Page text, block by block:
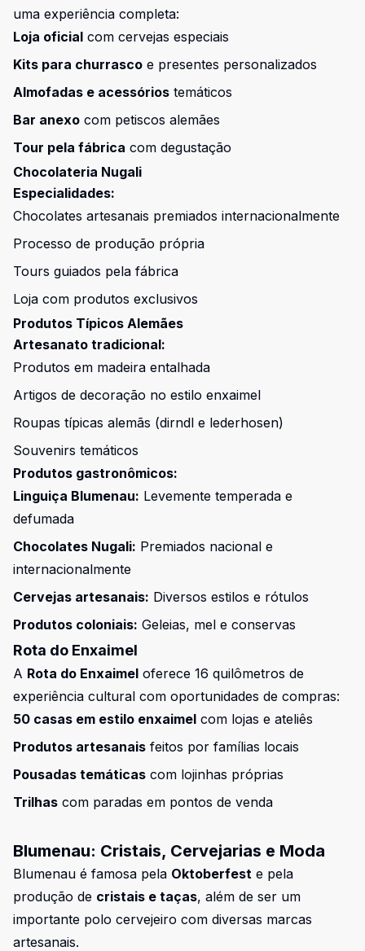
uma experiência completa:
Loja oficial com cervejas especiais
Kits para churrasco e presentes personalizados
Almofadas e acessórios temáticos
Bar anexo com petiscos alemães
Tour pela fábrica com degustação
Chocolateria Nugali
Especialidades:
Chocolates artesanais premiados internacionalmente
Processo de produção própria
Tours guiados pela fábrica
Loja com produtos exclusivos
Produtos Típicos Alemães
Artesanato tradicional:
Produtos em madeira entalhada
Artigos de decoração no estilo enxaimel
Roupas típicas alemãs (dirndl e lederhosen)
Souvenirs temáticos
Produtos gastronômicos:
Linguiça Blumenau: Levemente temperada e
defumada
Chocolates Nugali: Premiados nacional e
internacionalmente
Cervejas artesanais: Diversos estilos e rótulos
Produtos coloniais: Geleias, mel e conservas
Rota do Enxaimel
A Rota do Enxaimel oferece 16 quilômetros de
experiência cultural com oportunidades de compras:
50 casas em estilo enxaimel com lojas e ateliês
Produtos artesanais feitos por famílias locais
Pousadas temáticas com lojinhas próprias
Trilhas com paradas em pontos de venda
Blumenau: Cristais, Cervejarias e Moda
Blumenau é famosa pela Oktoberfest e pela
produção de cristais e taças, além de ser um
importante polo cervejeiro com diversas marcas
artesanais.